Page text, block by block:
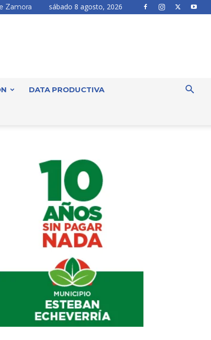
Zamora sábado 8 agosto, 2026
DATA PRODUCTIVA